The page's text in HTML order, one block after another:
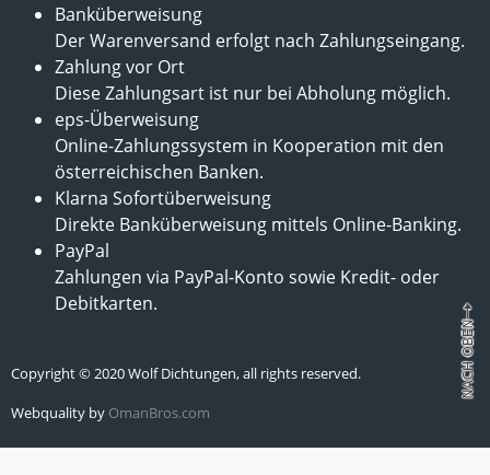
Banküberweisung
Der Warenversand erfolgt nach Zahlungseingang.
Zahlung vor Ort
Diese Zahlungsart ist nur bei Abholung möglich.
eps-Überweisung
Online-Zahlungssystem in Kooperation mit den
österreichischen Banken.
Klarna Sofortüberweisung
Direkte Banküberweisung mittels Online-Banking.
PayPal
Zahlungen via PayPal-Konto sowie Kredit- oder
Debitkarten.
Copyright © 2020 Wolf Dichtungen, all rights reserved.
Webquality by OmanBros.com